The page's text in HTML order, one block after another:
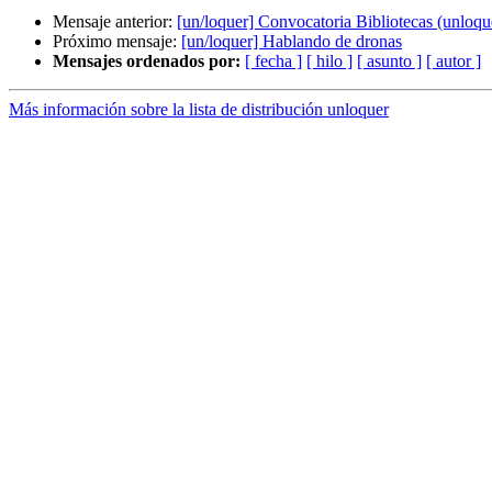
Mensaje anterior: [un/loquer] Convocatoria Bibliotecas
Próximo mensaje: [un/loquer] Hablando de dronas
Mensajes ordenados por: [ fecha ] [ hilo ] [ asunto ] [ autor ]
Más información sobre la lista de distribución unloquer